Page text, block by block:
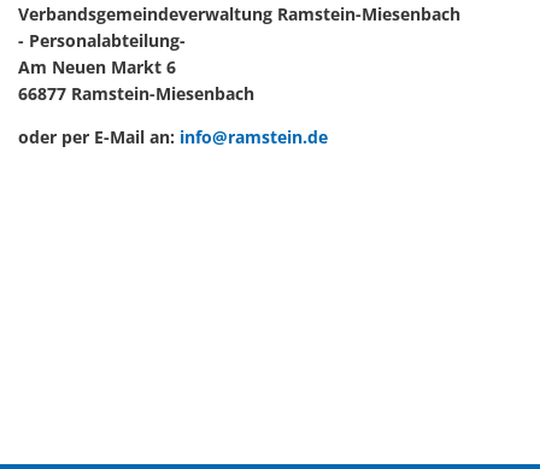
Verbandsgemeindeverwaltung Ramstein-Miesenbach
- Personalabteilung-
Am Neuen Markt 6
66877 Ramstein-Miesenbach
oder per E-Mail an: info@ramstein.de